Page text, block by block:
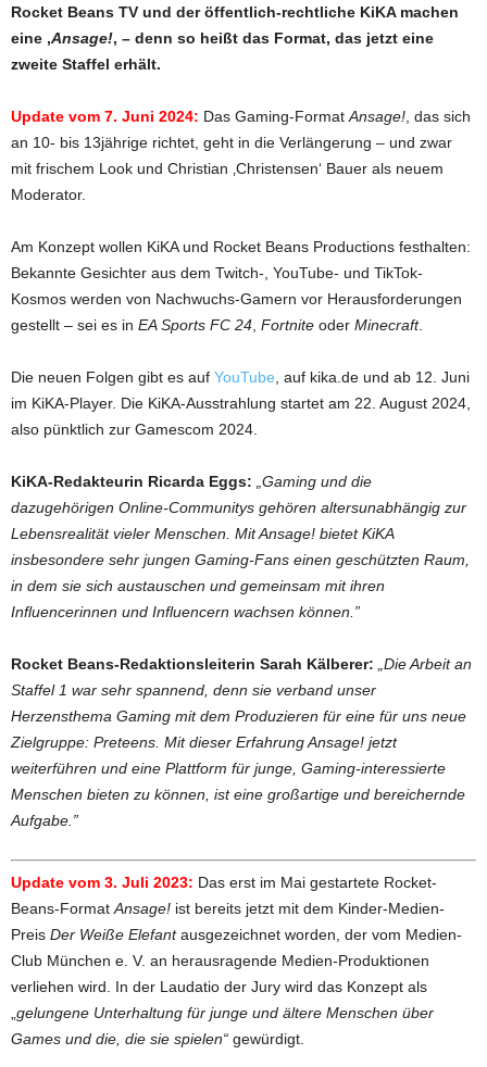
Rocket Beans TV und der öffentlich-rechtliche KiKA machen
eine ‚Ansage!‚ – denn so heißt das Format, das jetzt eine
zweite Staffel erhält.
Update vom 7. Juni 2024: Das Gaming-Format Ansage! , das sich
an 10- bis 13jährige richtet, geht in die Verlängerung – und zwar
mit frischem Look und Christian ‚Christensen‘ Bauer als neuem
Moderator.
Am Konzept wollen KiKA und Rocket Beans Productions festhalten:
Bekannte Gesichter aus dem Twitch-, YouTube- und TikTok-
Kosmos werden von Nachwuchs-Gamern vor Herausforderungen
gestellt – sei es in EA Sports FC 24 Fortnite oder Minecraft.
Die neuen Folgen gibt es auf YouTube , auf kika.de und ab 12. Juni
im KiKA-Player. Die KiKA-Ausstrahlung startet am 22. August 2024,
also pünktlich zur Gamescom 2024.
KiKA-Redakteurin Ricarda Eggs:
„Gaming und die
dazugehörigen Online-Communitys gehören altersunabhängig zur
Lebensrealität vieler Menschen. Mit Ansage! bietet KiKA
insbesondere sehr jungen Gaming-Fans einen geschützten Raum,
in dem sie sich austauschen und gemeinsam mit ihren
Influencerinnen und Influencern wachsen können.”
Rocket Beans-Redaktionsleiterin Sarah Kälberer:
„Die Arbeit an
Staffel 1 war sehr spannend, denn sie verband unser
Herzensthema Gaming mit dem Produzieren für eine für uns neue
Zielgruppe: Preteens. Mit dieser Erfahrung Ansage! jetzt
weiterführen und eine Plattform für junge, Gaming-interessierte
Menschen bieten zu können, ist eine großartige und bereichernde
Aufgabe.”
Update vom 3. Juli 2023: Das erst im Mai gestartete Rocket-
Beans-Format Ansage! ist bereits jetzt mit dem Kinder-Medien-
Preis Der Weiße Elefantausgezeichnet worden, der vom Medien-
Club München e. V. an herausragende Medien-Produktionen
verliehen wird. In der Laudatio der Jury wird das Konzept als
gelungene Unterhaltung für junge und ältere Menschen über
Games und die, die sie spielen“ gewürdigt.